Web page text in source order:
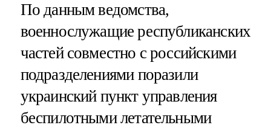
По данным ведомства,
военнослужащие республиканских
частей совместно с российскими
подразделениями поразили
украинский пункт управления
беспилотными летательными